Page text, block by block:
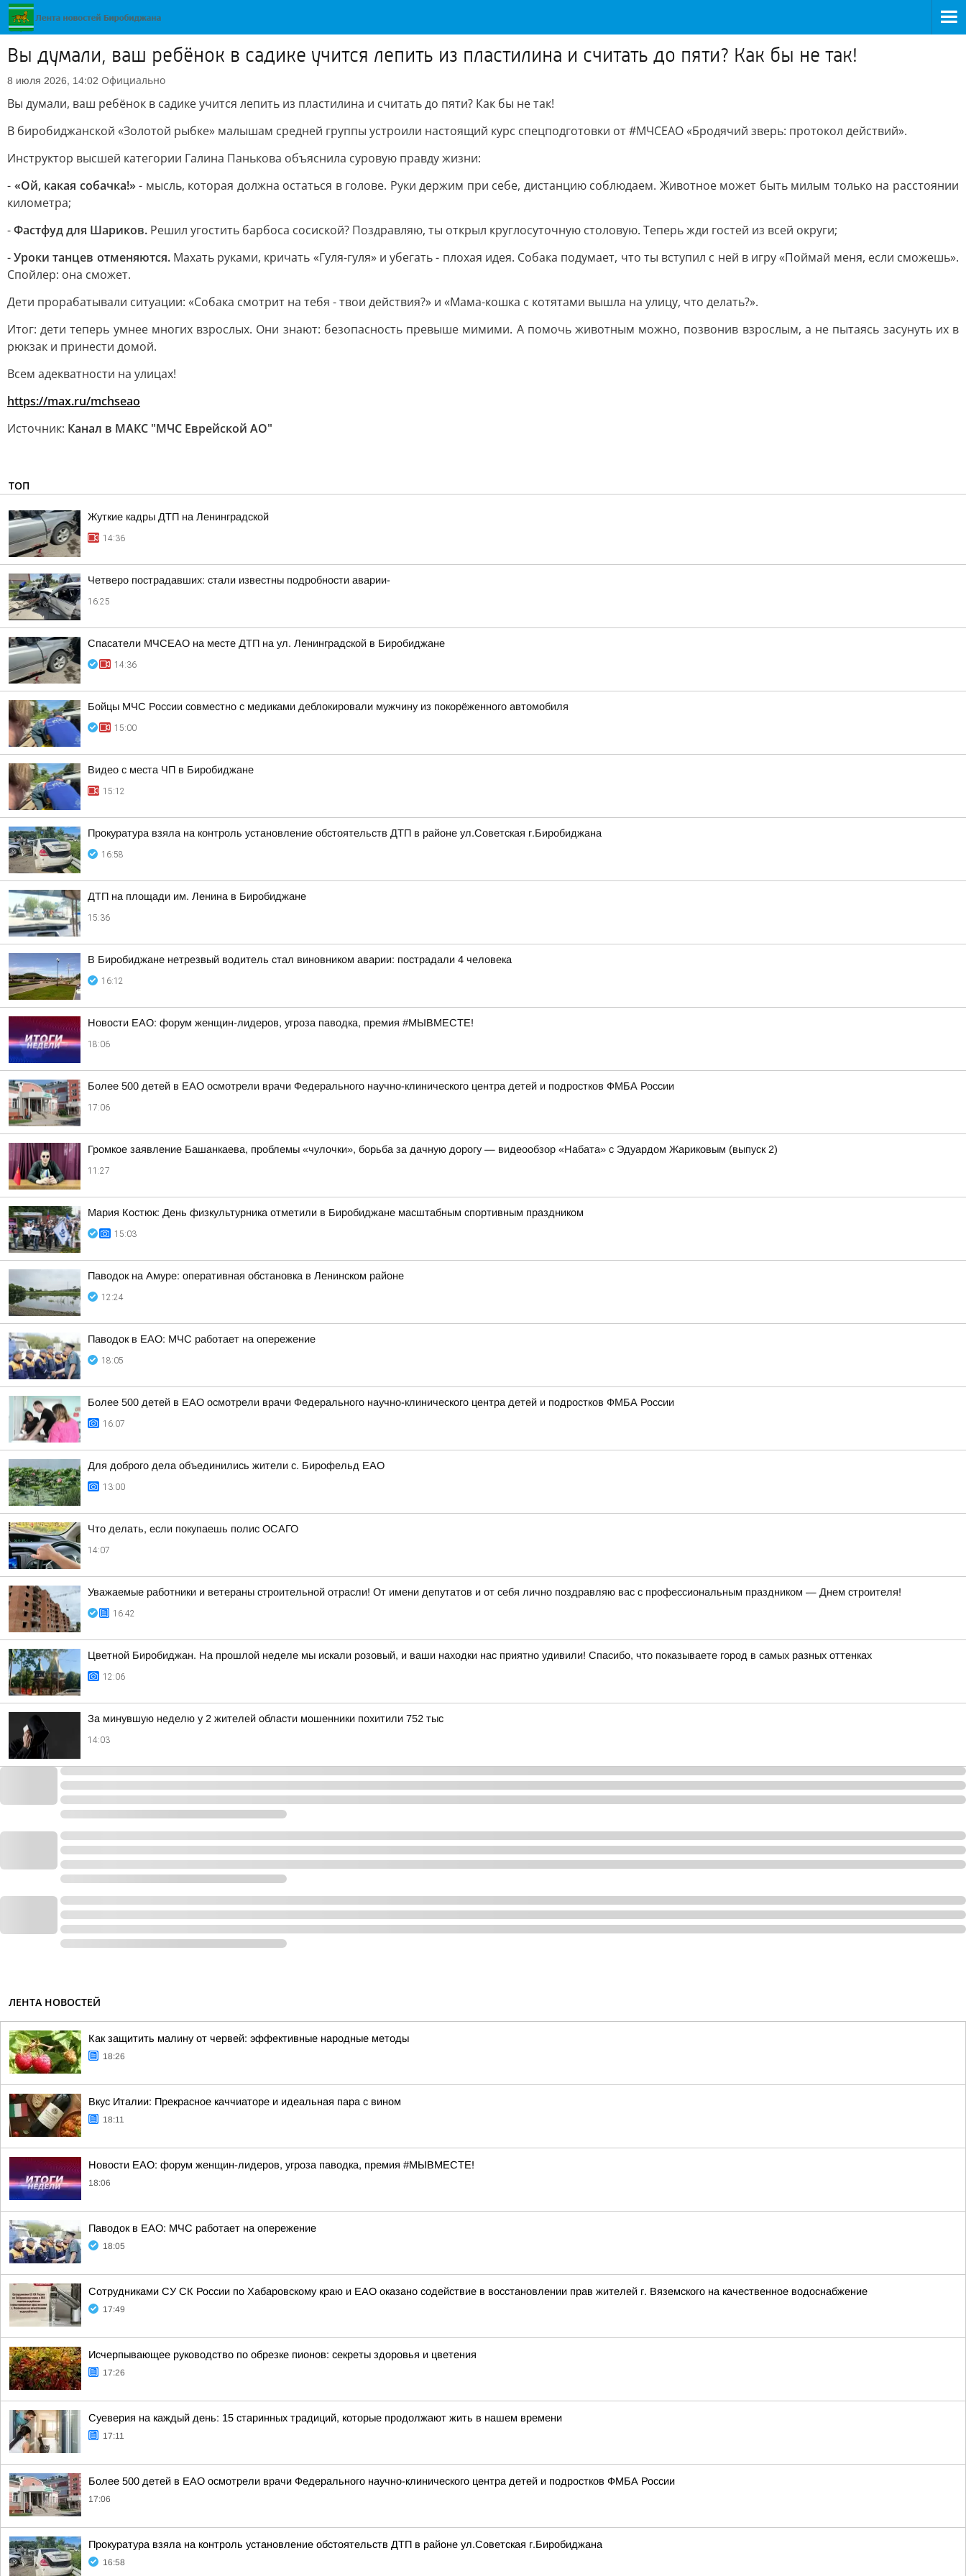
Вы думали, ваш ребёнок в садике учится лепить из пластилина и считать до пяти? Как бы не так!
8 июля 2026, 14:02 Официально
Вы думали, ваш ребёнок в садике учится лепить из пластилина и считать до пяти? Как бы не так!
В биробиджанской «Золотой рыбке» малышам средней группы устроили настоящий курс спецподготовки от #МЧСЕАО «Бродячий зверь: протокол действий».
Инструктор высшей категории Галина Панькова объяснила суровую правду жизни:
- «Ой, какая собачка!»- мысль, которая должна остаться в голове. Руки держим при себе, дистанцию соблюдаем. Животное может быть милым только на расстоянии
километра;
-Фастфуд для Шариков. Решил угостить барбоса сосиской? Поздравляю, ты открыл круглосуточную столовую. Теперь жди гостей из всей округи;
-Уроки танцев отменяются.Махать руками, кричать «Гуля-гуля» и убегать - плохая идея. Собака подумает, что ты вступил с ней в игру «Поймай меня, если сможешь».
Спойлер: она сможет.
Дети прорабатывали ситуации: «Собака смотрит на тебя - твои действия?» и «Мама-кошка с котятами вышла на улицу, что делать?».
Итог: дети теперь умнее многих взрослых. Они знают: безопасность превыше мимими. А помочь животным можно, позвонив взрослым, а не пытаясь засунуть их в
рюкзак и принести домой.
Всем адекватности на улицах!
https://max.ru/mchseao
Источник: Канал в МАКС "МЧС Еврейской АО"
ТОП
Жуткие кадры ДТП на Ленинградской
14:36
Четверо пострадавших: стали известны подробности аварии-
16:25
Спасатели МЧСЕАО на месте ДТП на ул. Ленинградской в Биробиджане
14:36
Бойцы МЧС России совместно с медиками деблокировали мужчину из покорёженного автомобиля
15:00
Видео с места ЧП в Биробиджане
15:12
Прокуратура взяла на контроль установление обстоятельств ДТП в районе ул.Советская г.Биробиджана
16:58
ДТП на площади им. Ленина в Биробиджане
15:36
В Биробиджане нетрезвый водитель стал виновником аварии: пострадали 4 человека
16:12
Новости ЕАО: форум женщин-лидеров, угроза паводка, премия #МЫВМЕСТЕ!
18:06
Более 500 детей в ЕАО осмотрели врачи Федерального научно-клинического центра детей и подростков ФМБА России
17:06
Громкое заявление Башанкаева, проблемы «чулочки», борьба за дачную дорогу — видеообзор «Набата» с Эдуардом Жариковым (выпуск 2)
11:27
Мария Костюк: День физкультурника отметили в Биробиджане масштабным спортивным праздником
15:03
Паводок на Амуре: оперативная обстановка в Ленинском районе
12:24
Паводок в ЕАО: МЧС работает на опережение
18:05
Более 500 детей в ЕАО осмотрели врачи Федерального научно-клинического центра детей и подростков ФМБА России
16:07
Для доброго дела объединились жители с. Бирофельд ЕАО
13:00
Что делать, если покупаешь полис ОСАГО
14:07
Уважаемые работники и ветераны строительной отрасли! От имени депутатов и от себя лично поздравляю вас с профессиональным праздником — Днем строителя!
16:42
Цветной Биробиджан. На прошлой неделе мы искали розовый, и ваши находки нас приятно удивили! Спасибо, что показываете город в самых разных оттенках
12:06
За минувшую неделю у 2 жителей области мошенники похитили 752 тыс
14:03
ЛЕНТА НОВОСТЕЙ
Как защитить малину от червей: эффективные народные методы
18:26
Вкус Италии: Прекрасное каччиаторе и идеальная пара с вином
18:11
Новости ЕАО: форум женщин-лидеров, угроза паводка, премия #МЫВМЕСТЕ!
18:06
Паводок в ЕАО: МЧС работает на опережение
18:05
Сотрудниками СУ СК России по Хабаровскому краю и ЕАО оказано содействие в восстановлении прав жителей г. Вяземского на качественное водоснабжение
17:49
Исчерпывающее руководство по обрезке пионов: секреты здоровья и цветения
17:26
Суеверия на каждый день: 15 старинных традиций, которые продолжают жить в нашем времени
17:11
Более 500 детей в ЕАО осмотрели врачи Федерального научно-клинического центра детей и подростков ФМБА России
17:06
Прокуратура взяла на контроль установление обстоятельств ДТП в районе ул.Советская г.Биробиджана
16:58